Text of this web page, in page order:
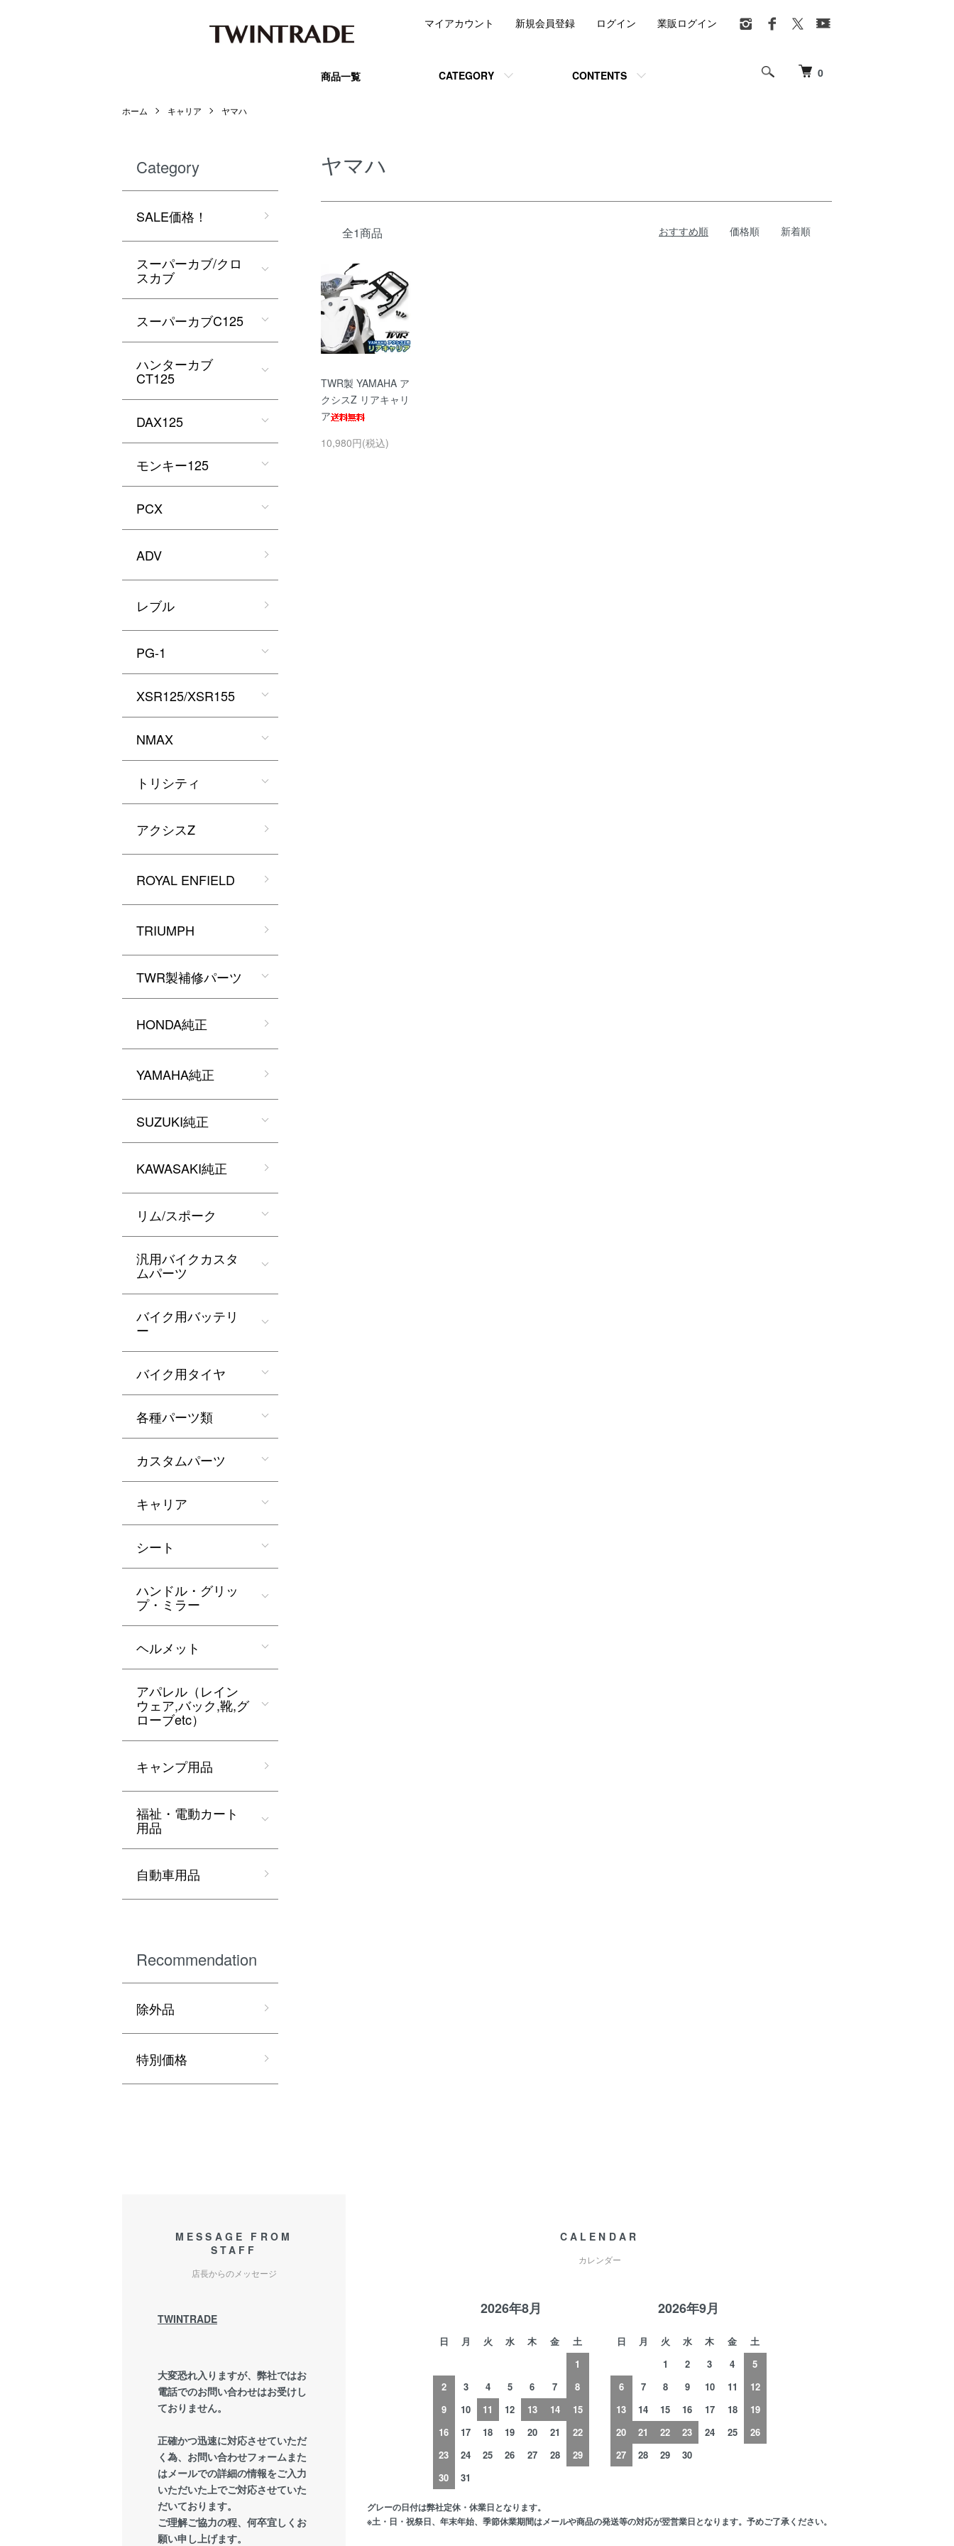
0
商品一覧 CATEGORY CONTENTS
マイアカウント 新規会員登録 ログイン 業販ログイン
ホーム キャリア ヤマハ
ヤマハ
全1商品 おすすめ順 価格順 新着順
TWR製 YAMAHA ア
クシスZ リアキャリ
ア
10,980円(税込)
Category
SALE価格！
スーパーカブ/クロ
スカブ
スーパーカブC125
ハンターカブ
CT125
DAX125
モンキー125
PCX
ADV
レブル
PG-1
XSR125/XSR155
NMAX
トリシティ
アクシスZ
ROYAL ENFIELD
TRIUMPH
TWR製補修パーツ
HONDA純正
YAMAHA純正
SUZUKI純正
KAWASAKI純正
リム/スポーク
汎用バイクカスタ
ムパーツ
バイク用バッテリ
ー
バイク用タイヤ
各種パーツ類
カスタムパーツ
キャリア
シート
ハンドル・グリッ
プ・ミラー
ヘルメット
アパレル（レイン
ウェア,バック,靴,グ
ローブetc）
キャンプ用品
福祉・電動カート
用品
自動車用品
Recommendation
除外品
特別価格
MESSAGE FROM
STAFF
店長からのメッセージ
TWINTRADE
大変恐れ入りますが、弊社ではお
電話でのお問い合わせはお受けし
ておりません。
正確かつ迅速に対応させていただ
く為、お問い合わせフォームまた
はメールでの詳細の情報をご入力
いただいた上でご対応させていた
だいております。
ご理解ご協力の程、何卒宜しくお
願い申し上げます。
CALENDAR
カレンダー
2026年8月
日 月 火 水 木 金
土
1
2
3 4 5 6 7
8
9
10 11 12 13 14
15
16
17 18 19 20 21
22
23
24 25 26 27 28
29
30
31
2026年9月
日 月 火 水 木 金
土
1
2 3 4
5
6
7 8 9 10 11
12
13
14 15 16 17 18
19
20
21 22 23 24 25
26
27
28 29 30
グレーの日付は弊社定休・休業日となります。
※土・日・祝祭日、年末年始、季節休業期間はメールや商品の発送等の対応が翌営業日となります。予めご了承ください。